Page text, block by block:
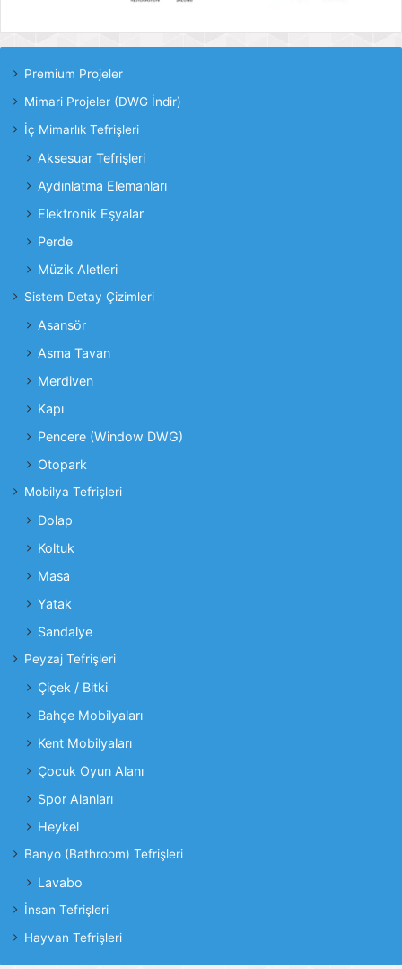
Premium Projeler
Mimari Projeler (DWG İndir)
İç Mimarlık Tefrişleri
Aksesuar Tefrişleri
Aydınlatma Elemanları
Elektronik Eşyalar
Perde
Müzik Aletleri
Sistem Detay Çizimleri
Asansör
Asma Tavan
Merdiven
Kapı
Pencere (Window DWG)
Otopark
Mobilya Tefrişleri
Dolap
Koltuk
Masa
Yatak
Sandalye
Peyzaj Tefrişleri
Çiçek / Bitki
Bahçe Mobilyaları
Kent Mobilyaları
Çocuk Oyun Alanı
Spor Alanları
Heykel
Banyo (Bathroom) Tefrişleri
Lavabo
İnsan Tefrişleri
Hayvan Tefrişleri